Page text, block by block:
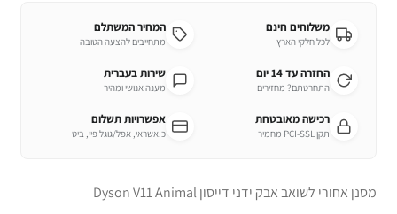
משלוחים חינם
לכל חלקי הארץ
המחיר המשתלם
מתחייבים להצעה הטובה
החזרה עד 14 יום
התחרטתם? מחזירים
שירות בעברית
מענה אנושי ומהיר
רכישה מאובטחת
תקן PCI-SSL מחמיר
אפשרויות תשלום
כ.אשראי, אפל/גוגל פיי, ביט
מסנן אחורי לשואב אבק ידני דייסון Dyson V11 Animal